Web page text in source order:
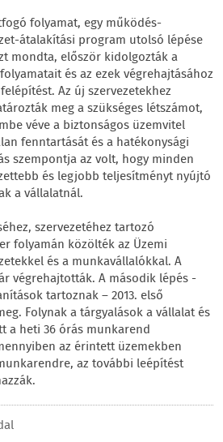
folyamat, egy működés-
átalakítási program utolsó lépése
mondta, először kidolgozták a
és az ezek végrehajtásához
Az új szervezetekhez
meg a szükséges létszámot,
véve a biztonságos üzemvitel
fenntartását és a hatékonysági
szempontja az volt, hogy minden
és legjobb teljesítményt nyújtó
a vállalatnál.
szervezetéhez tartozó
folyamán közölték az Üzemi
és a munkavállalókkal. A
végrehajtották. A második lépés -
tartoznak – 2013. első
Folynak a tárgyalások a vállalat és
a heti 36 órás munkarend
az érintett üzemekben
az további leépítést